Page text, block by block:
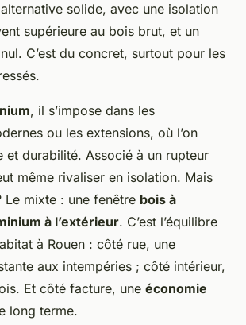
solide, avec une isolation
supérieure au bois brut, et un
C’est du concret, surtout pour les
, il s’impose dans les
ou les extensions, où l’on
et durabilité. Associé à un rupteur
même rivaliser en isolation. Mais
Le mixte : une fenêtre bois à
à l’extérieur. C’est l’équilibre
à Rouen : côté rue, une
aux intempéries ; côté intérieur,
Et côté facture, une économie
long terme.